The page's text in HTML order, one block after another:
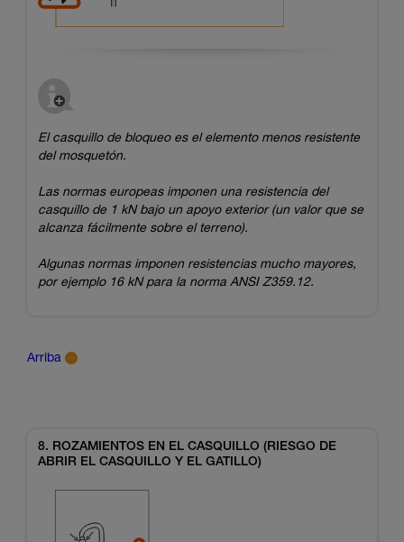
El casquillo de bloqueo es el elemento menos resistente
del mosquetón.
Las normas europeas imponen una resistencia del
casquillo de 1 kN bajo un apoyo exterior (un valor que se
alcanza fácilmente sobre el terreno).
Algunas normas imponen resistencias mucho mayores,
por ejemplo 16 kN para la norma ANSI Z359.12.
Arriba
8. ROZAMIENTOS EN EL CASQUILLO (RIESGO DE
ABRIR EL CASQUILLO Y EL GATILLO)